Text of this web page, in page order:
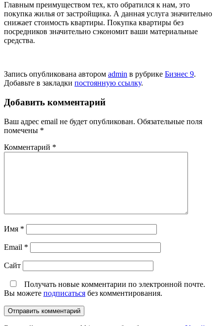
Главным преимуществом тех, кто обратился к нам, это
покупка жилья от застройщика. А данная услуга значительно
снижает стоимость квартиры. Покупка квартиры без
посредников значительно сэкономит ваши материальные
средства.
Запись опубликована автором admin в рубрике Бизнес 9.
Добавьте в закладки постоянную ссылку.
Добавить комментарий
Ваш адрес email не будет опубликован. Обязательные поля
помечены *
Комментарий *
Имя *
Email *
Сайт
Получать новые комментарии по электронной почте.
Вы можете подписаться без комментирования.